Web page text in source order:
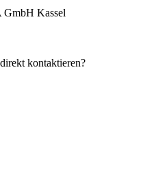
Kassel
kontaktieren?